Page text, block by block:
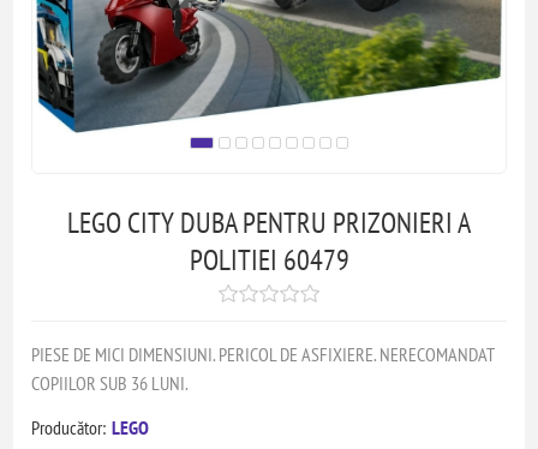
LEGO CITY DUBA PENTRU PRIZONIERI A
POLITIEI 60479
PIESE DE MICI DIMENSIUNI. PERICOL DE ASFIXIERE. NERECOMANDAT
COPIILOR SUB 36 LUNI.
Producător: LEGO